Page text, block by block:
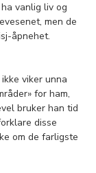
vanlig liv og
men de
åpnehet.
viker unna
for ham,
bruker han tid
disse
om de farligste